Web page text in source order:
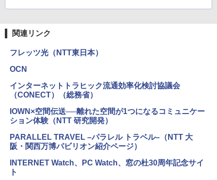
関連リンク
フレッツ光（NTT東日本）
OCN
インターネットトラヒック流通効率化検討協議会
（CONECT）（総務省）
IOWN×空間伝送──離れた空間が1つになるコミュニケー
ション体験（NTT 研究開発）
PARALLEL TRAVEL –パラレル トラベル–（NTT 大
阪・関西万博パビリオン紹介ページ）
INTERNET Watch、PC Watch、窓の杜30周年記念サイ
ト